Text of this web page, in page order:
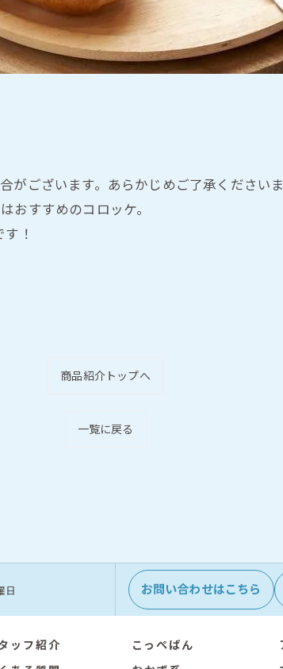
がございます。あらかじめご了承ください
すすめのコロッケ。
！
商品紹介トップへ
一覧に戻る
日 お問い合わせはこちら
ッフ紹介
こっぺぱん